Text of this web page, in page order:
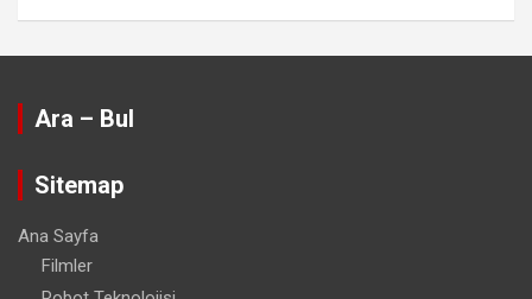
Ara – Bul
Sitemap
Ana Sayfa
Filmler